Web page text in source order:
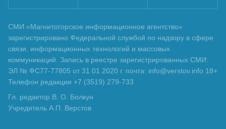
СМИ «Магнитогорское информационное агентство»
зарегистрировано Федеральной службой по надзору в сфере
связи, информационных технологий и массовых
коммуникаций. Запись в реестре зарегистрированных СМИ:
ЭЛ № ФС77-77805 от 31.01.2020 г. почта: info@verstov.info 18+
Телефон редакции +7 (3519) 279-733
Гл. редактор В. О. Болкун
Учредитель А.П. Верстов